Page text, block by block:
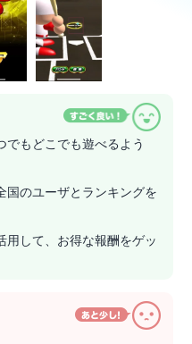
でもどこでも遊べるよう
国のユーザとランキングを
用して、お得な報酬をゲッ